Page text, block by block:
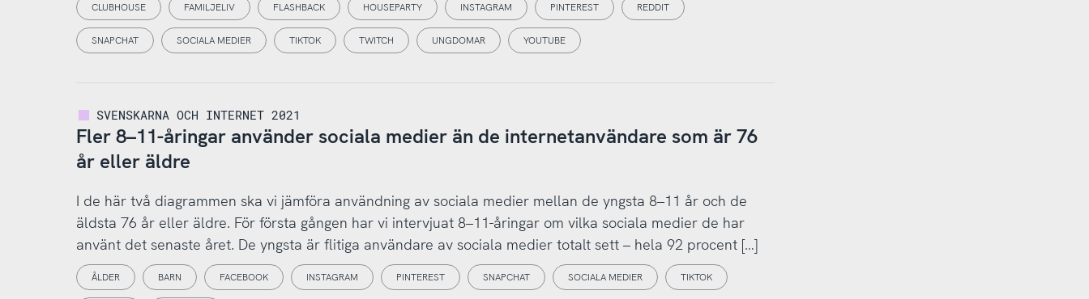
CLUBHOUSE FAMILJELIV FLASHBACK HOUSEPARTY INSTAGRAM PINTEREST REDDIT
SNAPCHAT SOCIALA MEDIER TIKTOK TWITCH UNGDOMAR YOUTUBE
SVENSKARNA OCH INTERNET 2021
Fler 8–11-åringar använder sociala medier än de internetanvändare som är 76
år eller äldre
I de här två diagrammen ska vi jämföra användning av sociala medier mellan de yngsta 8–11 år och de
äldsta 76 år eller äldre. För första gången har vi intervjuat 8–11-åringar om vilka sociala medier de har
använt det senaste året. De yngsta är flitiga användare av sociala medier totalt sett – hela 92 procent […]
ÅLDER BARN FACEBOOK INSTAGRAM PINTEREST SNAPCHAT SOCIALA MEDIER TIKTOK